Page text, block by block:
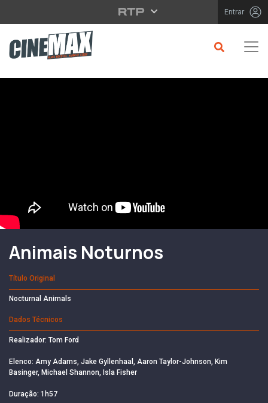
Saltar para o conteúdo principal Entrar
Filme em Cartaz
Animais Noturnos
Título Original
Nocturnal Animals
Dados Técnicos
Realizador: Tom Ford
Elenco: Amy Adams, Jake Gyllenhaal, Aaron Taylor-Johnson, Kim
Basinger, Michael Shannon, Isla Fisher
Duração: 1h57